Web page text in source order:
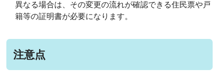
異なる場合は、その変更の流れが確認できる住民票や戸
籍等の証明書が必要になります。
注意点